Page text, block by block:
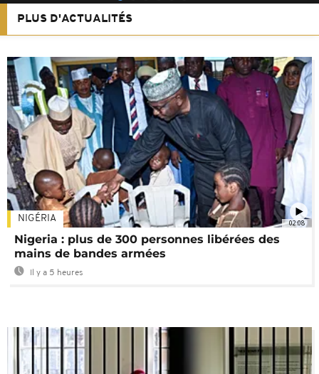
PLUS D'ACTUALITÉS
02:08
NIGÉRIA
Nigeria : plus de 300 personnes libérées des
mains de bandes armées
Il y a 5 heures